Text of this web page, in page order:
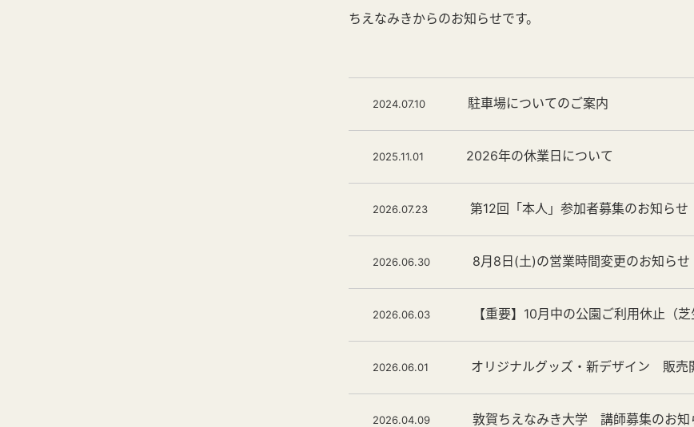
ちえなみきからのお知らせです。
2024.07.10 駐車場についてのご案内
2025.11.01 2026年の休業日について
2026.07.23 第12回「本人」参加者募集のお知らせ
2026.06.30 8月8日(土)の営業時間変更のお知らせ
2026.06.03 【重要】10月中の公園ご利用休止（
2026.06.01 オリジナルグッズ・新デザイン 販売
2026.04.09 敦賀ちえなみき大学 講師募集のお知